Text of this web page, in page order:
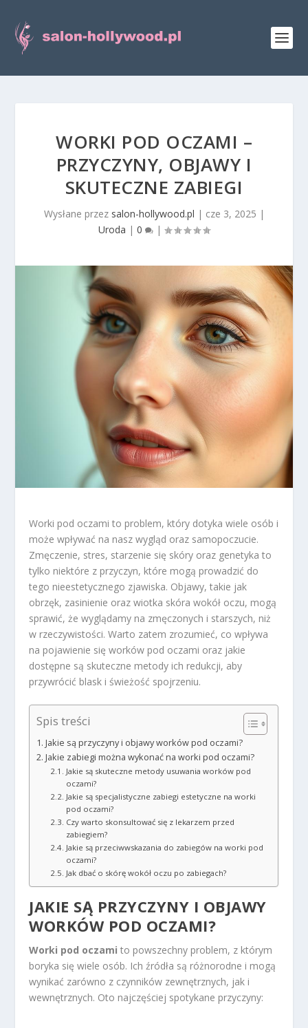
WORKI POD OCZAMI –
PRZYCZYNY, OBJAWY I
SKUTECZNE ZABIEGI
Wysłane przez salon-hollywood.pl | cze 3, 2025 |
Uroda | 0 |
Worki pod oczami to problem, który dotyka wiele osób i
może wpływać na nasz wygląd oraz samopoczucie.
Zmęczenie, stres, starzenie się skóry oraz genetyka to
tylko niektóre z przyczyn, które mogą prowadzić do
tego nieestetycznego zjawiska. Objawy, takie jak
obrzęk, zasinienie oraz wiotka skóra wokół oczu, mogą
sprawić, że wyglądamy na zmęczonych i starszych, niż
w rzeczywistości. Warto zatem zrozumieć, co wpływa
na pojawienie się worków pod oczami oraz jakie
dostępne są skuteczne metody ich redukcji, aby
przywrócić blask i świeżość spojrzeniu.
Spis treści
Jakie są przyczyny i objawy worków pod oczami?
Jakie zabiegi można wykonać na worki pod oczami?
Jakie są skuteczne metody usuwania worków pod
oczami?
Jakie są specjalistyczne zabiegi estetyczne na worki
pod oczami?
Czy warto skonsultować się z lekarzem przed
zabiegiem?
Jakie są przeciwwskazania do zabiegów na worki pod
oczami?
Jak dbać o skórę wokół oczu po zabiegach?
JAKIE SĄ PRZYCZYNY I OBJAWY
WORKÓW POD OCZAMI?
Worki pod oczami to powszechny problem, z którym
boryka się wiele osób. Ich źródła są różnorodne i mogą
wynikać zarówno z czynników zewnętrznych, jak i
wewnętrznych. Oto najczęściej spotykane przyczyny: